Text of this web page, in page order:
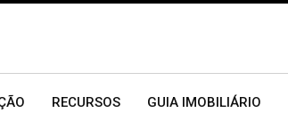
RECURSOS GUIA IMOBILIÁRIO